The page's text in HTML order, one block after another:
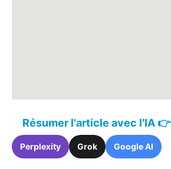
Résumer l'article avec l'IA 👉
Perplexity Grok Google AI